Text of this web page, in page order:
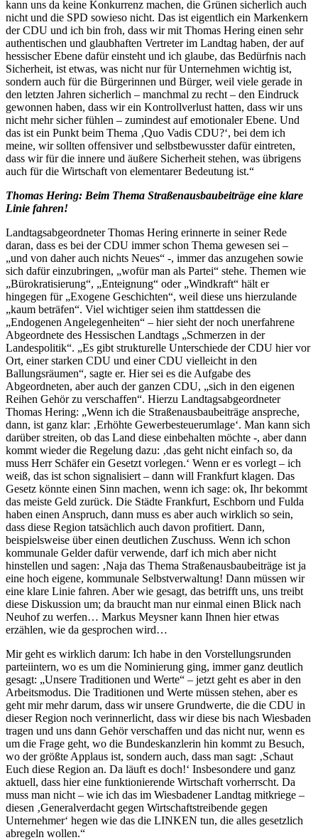
kann uns da keine Konkurrenz machen, die Grünen sicherlich auch
nicht und die SPD sowieso nicht. Das ist eigentlich ein Markenkern
der CDU und ich bin froh, dass wir mit Thomas Hering einen sehr
authentischen und glaubhaften Vertreter im Landtag haben, der auf
hessischer Ebene dafür einsteht und ich glaube, das Bedürfnis nach
Sicherheit, ist etwas, was nicht nur für Unternehmen wichtig ist,
sondern auch für die Bürgerinnen und Bürger, weil viele gerade in
den letzten Jahren sicherlich – manchmal zu recht – den Eindruck
gewonnen haben, dass wir ein Kontrollverlust hatten, dass wir uns
nicht mehr sicher fühlen – zumindest auf emotionaler Ebene. Und
das ist ein Punkt beim Thema ‚Quo Vadis CDU?‘, bei dem ich
meine, wir sollten offensiver und selbstbewusster dafür eintreten,
dass wir für die innere und äußere Sicherheit stehen, was übrigens
auch für die Wirtschaft von elementarer Bedeutung ist.“
Thomas Hering: Beim Thema Straßenausbaubeiträge eine klare
Linie fahren!
Landtagsabgeordneter Thomas Hering erinnerte in seiner Rede
daran, dass es bei der CDU immer schon Thema gewesen sei –
„und von daher auch nichts Neues“ -, immer das anzugehen sowie
sich dafür einzubringen, „wofür man als Partei“ stehe. Themen wie
„Bürokratisierung“, „Enteignung“ oder „Windkraft“ hält er
hingegen für „Exogene Geschichten“, weil diese uns hierzulande
„kaum beträfen“. Viel wichtiger seien ihm stattdessen die
„Endogenen Angelegenheiten“ – hier sieht der noch unerfahrene
Abgeordnete des Hessischen Landtags „Schmerzen in der
Landespolitik“. „Es gibt strukturelle Unterschiede der CDU hier vor
Ort, einer starken CDU und einer CDU vielleicht in den
Ballungsräumen“, sagte er. Hier sei es die Aufgabe des
Abgeordneten, aber auch der ganzen CDU, „sich in den eigenen
Reihen Gehör zu verschaffen“. Hierzu Landtagsabgeordneter
Thomas Hering: „Wenn ich die Straßenausbaubeiträge anspreche,
dann, ist ganz klar: ‚Erhöhte Gewerbesteuerumlage‘. Man kann sich
darüber streiten, ob das Land diese einbehalten möchte -, aber dann
kommt wieder die Regelung dazu: ‚das geht nicht einfach so, da
muss Herr Schäfer ein Gesetzt vorlegen.‘ Wenn er es vorlegt – ich
weiß, das ist schon signalisiert – dann will Frankfurt klagen. Das
Gesetz könnte einen Sinn machen, wenn ich sage: ok, Ihr bekommt
das meiste Geld zurück. Die Städte Frankfurt, Eschborn und Fulda
haben einen Anspruch, dann muss es aber auch wirklich so sein,
dass diese Region tatsächlich auch davon profitiert. Dann,
beispielsweise über einen deutlichen Zuschuss. Wenn ich schon
kommunale Gelder dafür verwende, darf ich mich aber nicht
hinstellen und sagen: ‚Naja das Thema Straßenausbaubeiträge ist ja
eine hoch eigene, kommunale Selbstverwaltung! Dann müssen wir
eine klare Linie fahren. Aber wie gesagt, das betrifft uns, uns treibt
diese Diskussion um; da braucht man nur einmal einen Blick nach
Neuhof zu werfen… Markus Meysner kann Ihnen hier etwas
erzählen, wie da gesprochen wird…
Mir geht es wirklich darum: Ich habe in den Vorstellungsrunden
parteiintern, wo es um die Nominierung ging, immer ganz deutlich
gesagt: „Unsere Traditionen und Werte“ – jetzt geht es aber in den
Arbeitsmodus. Die Traditionen und Werte müssen stehen, aber es
geht mir mehr darum, dass wir unsere Grundwerte, die die CDU in
dieser Region noch verinnerlicht, dass wir diese bis nach Wiesbaden
tragen und uns dann Gehör verschaffen und das nicht nur, wenn es
um die Frage geht, wo die Bundeskanzlerin hin kommt zu Besuch,
wo der größte Applaus ist, sondern auch, dass man sagt: ‚Schaut
Euch diese Region an. Da läuft es doch!‘ Insbesondere und ganz
aktuell, dass hier eine funktionierende Wirtschaft vorherrscht. Da
muss man nicht – wie ich das im Wiesbadener Landtag mitkriege –
diesen ‚Generalverdacht gegen Wirtschaftstreibende gegen
Unternehmer‘ hegen wie das die LINKEN tun, die alles gesetzlich
abregeln wollen.“